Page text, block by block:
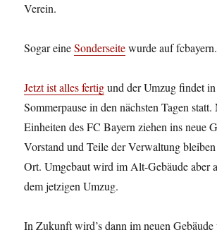
Verein.
Sogar eineSonderseitewurde auf
Jetzt ist alles fertigund der Umzug findet
Sommerpause in den nächsten Tagen
Einheiten des FC Bayern ziehen ins neue
Vorstand und Teile der Verwaltung
Ort. Umgebaut wird im Alt-Gebäude aber
dem jetzigen Umzug.
In Zukunft wird’s dann im neuen Gebäude